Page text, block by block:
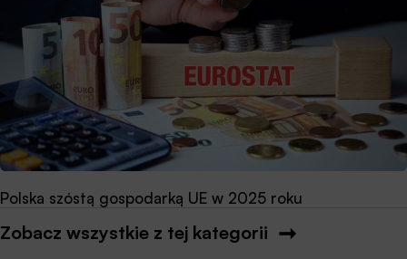
Polska szóstą gospodarką UE w 2025 roku
Zobacz wszystkie z tej kategorii